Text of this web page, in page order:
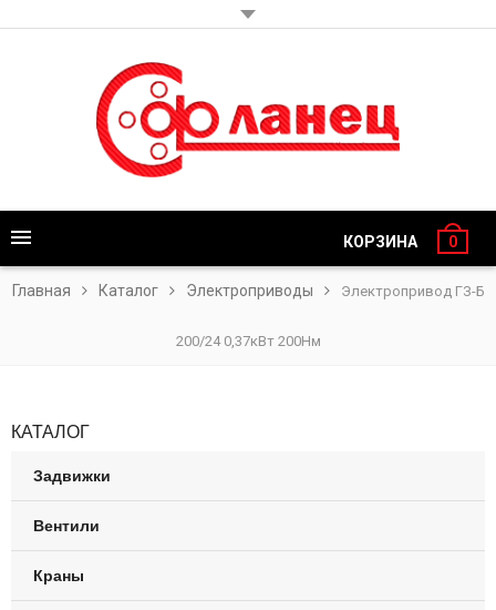
КОРЗИНА 0
Главная Каталог Электроприводы Электропривод ГЗ-Б
200/24 0,37кВт 200Нм
КАТАЛОГ
Задвижки
Вентили
Краны